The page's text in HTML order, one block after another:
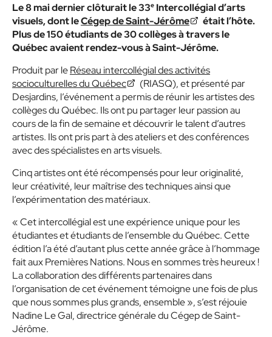
Le 8 mai dernier clôturait le 33e Intercollégial d’arts
visuels, dont leCégep de Saint-Jérôme
était l’hôte.
Plus de 150 étudiants de 30 collèges à travers le
Québec avaient rendez-vous à Saint-Jérôme.
Produit par leRéseau intercollégial des activités
socioculturelles du Québec
(RIASQ), et présenté par
Desjardins, l’événement a permis de réunir les artistes des
collèges du Québec. Ils ont pu partager leur passion au
cours de la fin de semaine et découvrir le talent d’autres
artistes. Ils ont pris part à des ateliers et des conférences
avec des spécialistes en arts visuels.
Cinq artistes ont été récompensés pour leur originalité,
leur créativité, leur maîtrise des techniques ainsi que
l’expérimentation des matériaux.
« Cet intercollégial est une expérience unique pour les
étudiantes et étudiants de l’ensemble du Québec. Cette
édition l’a été d’autant plus cette année grâce à l’hommage
fait aux Premières Nations. Nous en sommes très heureux !
La collaboration des différents partenaires dans
l’organisation de cet événement témoigne une fois de plus
que nous sommes plus grands, ensemble », s’est réjouie
Nadine Le Gal, directrice générale du Cégep de Saint-
Jérôme.